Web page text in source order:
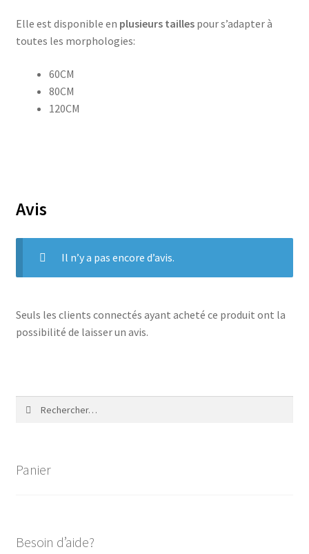
Elle est disponible en plusieurs taillespour s’adapter à
toutes les morphologies:
60CM
80CM
120CM
Avis
Il n’y a pas encore d’avis.
Seuls les clients connectés ayant acheté ce produit ont la
possibilité de laisser un avis.
Panier
Besoin d’aide?